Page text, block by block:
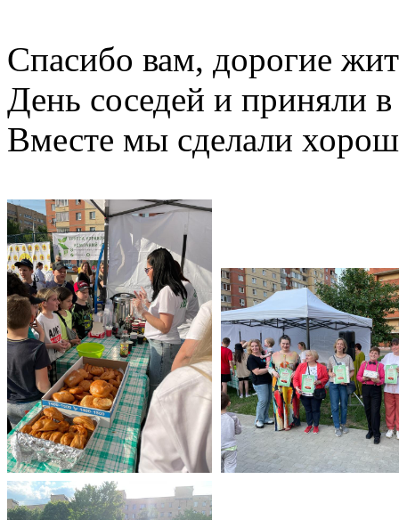
Спасибо вам, дорогие
День соседей и приняли
Вместе мы сделали